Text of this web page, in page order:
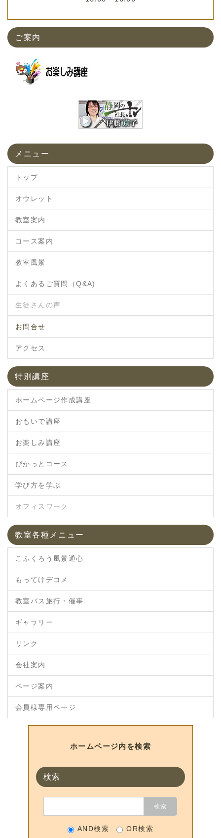
ご案内
メニュー
トップ
オウレット
教室案内
コース案内
教室風景
よくあるご質問（Q&A)
生徒さんの声
お問合せ
アクセス
特別講座
ホームページ作成講座
おもいで講座
お楽しみ講座
ぴかっとコース
学び方を学ぶ
オフィスワーク
教室各種メニュー
こふくろう風景通心
もってけデコメ
教室バス旅行・催事
ギャラリー
リンク
会社案内
ページ案内
会員様専用ページ
ホームページ内を検索
検索
AND検索 OR検索